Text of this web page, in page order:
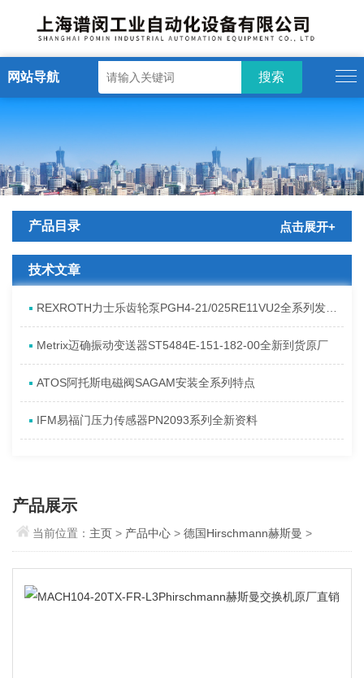
网站导航
产品目录 点击展开+
技术文章
REXROTH力士乐齿轮泵PGH4-21/025RE11VU2全系列发货原理
Metrix迈确振动变送器ST5484E-151-182-00全新到货原厂
ATOS阿托斯电磁阀SAGAM安装全系列特点
IFM易福门压力传感器PN2093系列全新资料
产品展示
当前位置： 主页> 产品中心>德国Hirschmann赫斯曼 >